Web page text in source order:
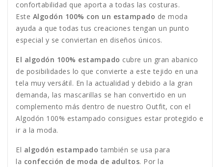
confortabilidad que aporta a todas las costuras.
Este Algodón 100% con un estampado de moda
ayuda a que todas tus creaciones tengan un punto
especial y se conviertan en diseños únicos.
El algodón 100% estampado cubre un gran abanico
de posibilidades lo que convierte a este tejido en una
tela muy versátil. En la actualidad y debido a la gran
demanda, las mascarillas se han convertido en un
complemento más dentro de nuestro Outfit, con el
Algodón 100% estampado consigues estar protegido e
ir a la moda.
El algodón estampado también se usa para
la confección de moda de adultos. Por la